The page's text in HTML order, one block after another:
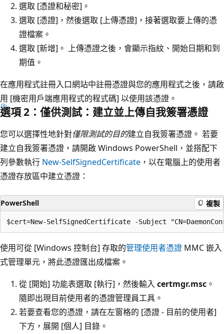
選取 [憑證和秘密] 。
選取 [憑證] ，然後選取 [上傳憑證] ，接著選取要上傳的憑
證檔案。
選取 [新增]。 上傳憑證之後，會顯示指紋、開始日期和到
期值。
在應用程式註冊入口網站中註冊憑證與您的應用程式之後，請啟
用 [機密用戶端應用程式的程式碼] 以使用該憑證。
選項 2：僅供測試：建立並上傳自我簽署憑證
您可以選擇性地針對僅限測試的目的建立自我簽署憑證。 若要
建立自我簽署憑證，請開啟 Windows PowerShell，並搭配下
列參數執行 New-SelfSignedCertificate ，以在電腦上的使用者
憑證存放區中建立憑證：
PowerShell 複製
使用可從 [Windows 控制台] 存取的管理使用者憑證 MMC 嵌入
式管理單元，將此憑證匯出成檔案。
從 [開始] 功能表選取 [執行] ，然後輸入 certmgr.msc 。
隨即出現目前使用者的憑證管理員工具。
若要查看您的憑證，請在左窗格的 [憑證 - 目前的使用者]
下方，展開 [個人] 目錄。